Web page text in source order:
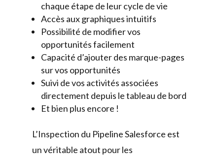
chaque étape de leur cycle de vie
Accès aux graphiques intuitifs
Possibilité de modifier vos
opportunités facilement
Capacité d’ajouter des marque-pages
sur vos opportunités
Suivi de vos activités associées
directement depuis le tableau de bord
Et bien plus encore !
L’Inspection du Pipeline Salesforce est
un véritable atout pour les